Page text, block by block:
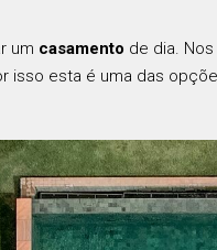
um casamento de dia. Nos
isso esta é uma das